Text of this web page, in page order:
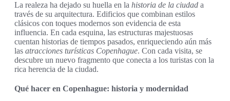
La realeza ha dejado su huella en la historia de la ciudad a
través de su arquitectura. Edificios que combinan estilos
clásicos con toques modernos son evidencia de esta
influencia. En cada esquina, las estructuras majestuosas
cuentan historias de tiempos pasados, enriqueciendo aún más
las atracciones turísticas Copenhague. Con cada visita, se
descubre un nuevo fragmento que conecta a los turistas con la
rica herencia de la ciudad.
Qué hacer en Copenhague: historia y modernidad